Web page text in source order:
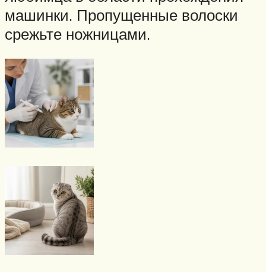
машинки. Пропущенные волоски
срежьте ножницами.